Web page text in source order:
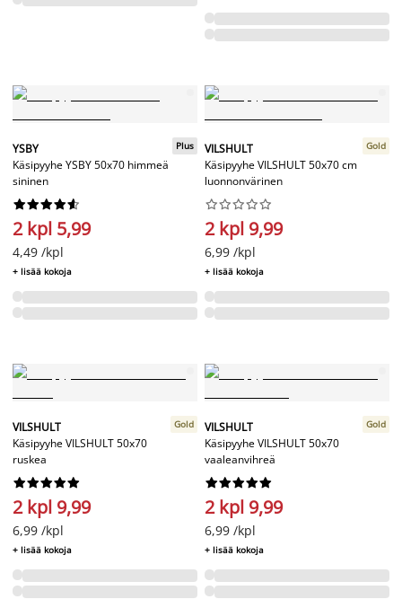
YSBY
Käsipyyhe YSBY 50x70 himmeä
sininen
Plus






2 kpl 5,99
4,49 /kpl
+ lisää kokoja
VILSHULT
Käsipyyhe VILSHULT 50x70 cm
luonnonvärinen
Gold






2 kpl 9,99
6,99 /kpl
+ lisää kokoja
VILSHULT
Käsipyyhe VILSHULT 50x70
ruskea
Gold






2 kpl 9,99
6,99 /kpl
+ lisää kokoja
VILSHULT
Käsipyyhe VILSHULT 50x70
vaaleanvihreä
Gold






2 kpl 9,99
6,99 /kpl
+ lisää kokoja